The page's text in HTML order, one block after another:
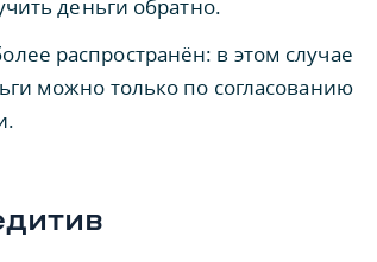
деньги обратно.
распространён: в этом случае
можно только по согласованию